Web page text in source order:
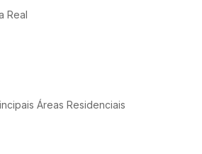
Real
Áreas Residenciais